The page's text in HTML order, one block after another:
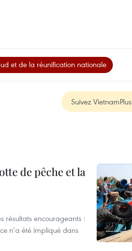
et de la réunification nationale
Suivez VietnamPlus
de pêche et la
résultats encourageants :
n’a été impliqué dans